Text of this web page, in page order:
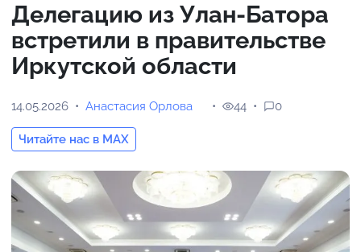
Делегацию из Улан-Батора
встретили в правительстве
Иркутской области
14.05.2026 Анастасия Орлова
Читайте нас в MAX
44 0